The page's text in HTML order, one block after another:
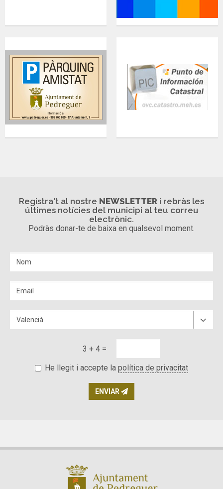
Registra't al nostre NEWSLETTER i rebràs les
últimes notícies del municipi al teu correu
electrònic.
Podràs donar-te de baixa en qualsevol moment.
3 + 4 =
He llegit i accepte la política de privacitat
ENVIAR